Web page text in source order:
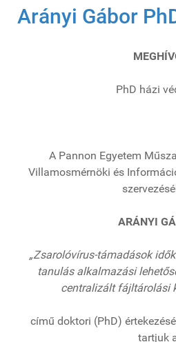
Arányi Gábor
PhD házi
A Pannon Egyetem
Villamosmérnöki és
ARÁNYI
„Zsarolóvírus-támadások
tanulás alkalmazási
centralizált fájltárolási
című doktori (PhD)
tartjuk